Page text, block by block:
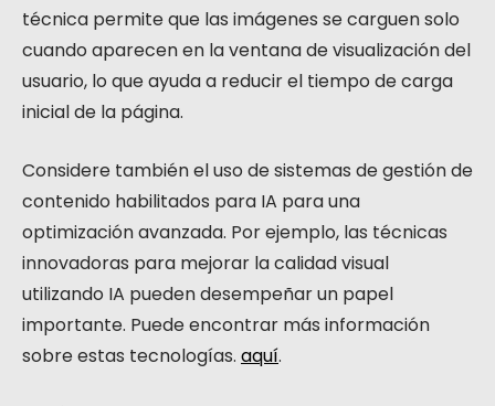
técnica permite que las imágenes se carguen solo
cuando aparecen en la ventana de visualización del
usuario, lo que ayuda a reducir el tiempo de carga
inicial de la página.
Considere también el uso de sistemas de gestión de
contenido habilitados para IA para una
optimización avanzada. Por ejemplo, las técnicas
innovadoras para mejorar la calidad visual
utilizando IA pueden desempeñar un papel
importante. Puede encontrar más información
sobre estas tecnologías. aquí.